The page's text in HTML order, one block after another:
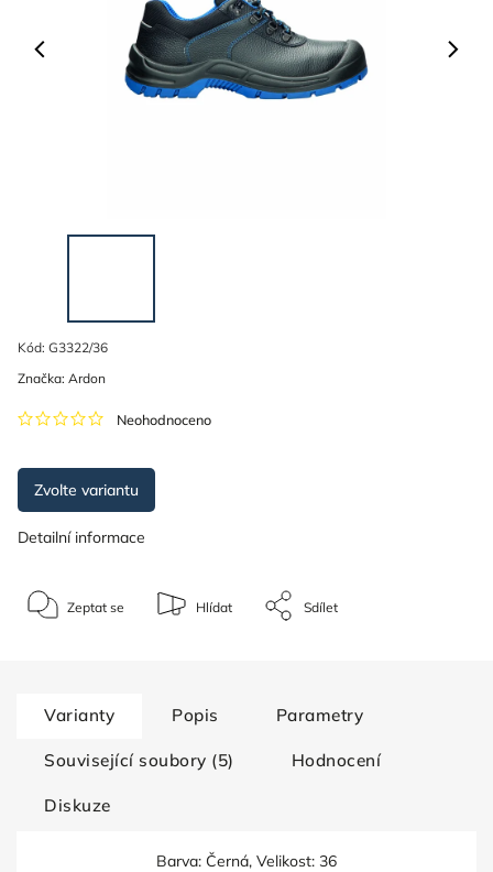
Kód: G3322/36
Neohodnoceno
Značka: Ardon
Zvolte variantu
Detailní informace
Zeptat se Hlídat Sdílet
Varianty Popis Parametry
Související soubory (5) Hodnocení
Diskuze
Barva: Černá, Velikost: 36